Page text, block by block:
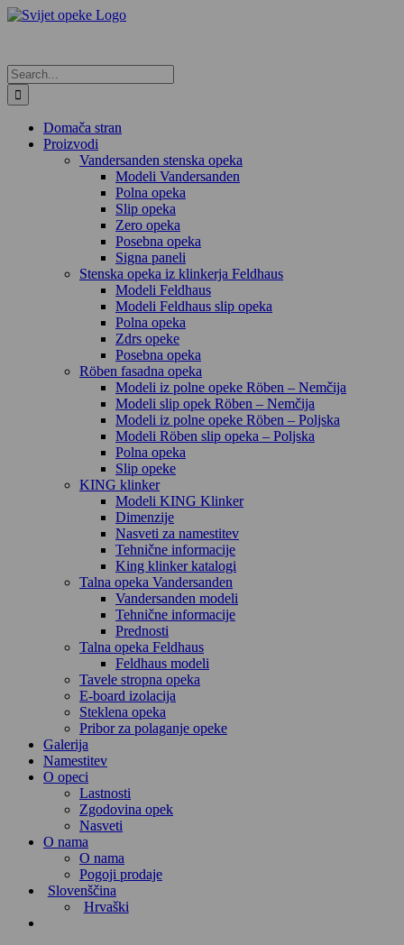
Skip
Search
for:
Domača stran
Proizvodi
Vandersanden stenska opeka
Modeli Vandersanden
Polna opeka
Slip opeka
Zero opeka
Posebna opeka
Signa paneli
Stenska opeka iz klinkerja Feldhaus
Modeli Feldhaus
Modeli Feldhaus slip opeka
Polna opeka
Zdrs opeke
Posebna opeka
Röben fasadna opeka
Modeli iz polne opeke Röben – Nemčija
Modeli slip opek Röben – Nemčija
Modeli iz polne opeke Röben – Poljska
Modeli Röben slip opeka – Poljska
Polna opeka
Slip opeke
KING klinker
Modeli KING Klinker
Dimenzije
Nasveti za namestitev
Tehnične informacije
King klinker katalogi
Talna opeka Vandersanden
Vandersanden modeli
Tehnične informacije
Prednosti
Talna opeka Feldhaus
Feldhaus modeli
Tavele stropna opeka
E-board izolacija
Steklena opeka
Pribor za polaganje opeke
Galerija
Namestitev
O opeci
Lastnosti
Zgodovina opek
Nasveti
O nama
O nama
Pogoji prodaje
Slovenščina
Hrvaški